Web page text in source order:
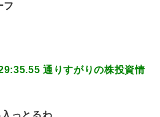
フ
通りすがりの株投資情